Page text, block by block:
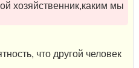
хозяйственник,каким мы
что другой человек